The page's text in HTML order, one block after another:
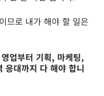
므로 내가 해야 할 일은
업부터 기획, 마케팅,
응대까지 다 해야 합니